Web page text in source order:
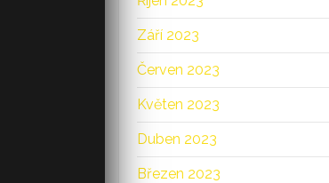
Září 2023
Červen 2023
Květen 2023
Duben 2023
Březen 2023